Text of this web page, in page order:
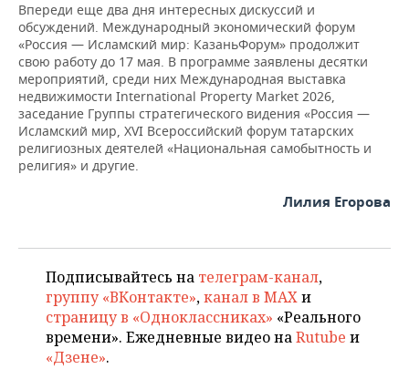
Впереди еще два дня интересных дискуссий и
обсуждений. Международный экономический форум
«Россия — Исламский мир: КазаньФорум» продолжит
свою работу до 17 мая. В программе заявлены десятки
мероприятий, среди них Международная выставка
недвижимости International Property Market 2026,
заседание Группы стратегического видения «Россия —
Исламский мир, XVI Всероссийский форум татарских
религиозных деятелей «Национальная самобытность и
религия» и другие.
Лилия Егорова
Подписывайтесь на телеграм-канал,
группу «ВКонтакте»,канал в MAXи
страницу в «Одноклассниках» «Реального
времени». Ежедневные видео наRutube и
«Дзене».